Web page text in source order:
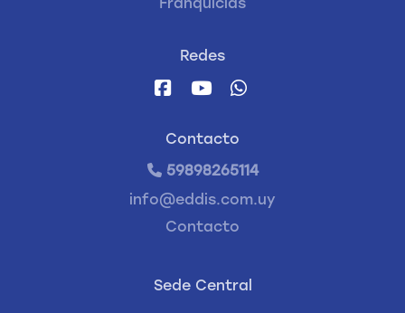
Franquicias
Redes
Contacto
59898265114
info@eddis.com.uy
Contacto
Sede Central